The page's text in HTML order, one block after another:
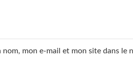
nom, mon e-mail et mon site dans